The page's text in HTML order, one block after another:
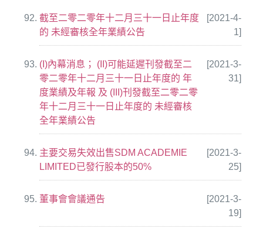
截至二零二零年十二月三十一日止年度
的 未經審核全年業績公告
[2021-4-
1]
(I)內幕消息； (II)可能延遲刊發截至二
零二零年十二月三十一日止年度的 年
度業績及年報 及 (III)刊發截至二零二零
年十二月三十一日止年度的 未經審核
全年業績公告
[2021-3-
31]
主要交易失效出售SDM ACADEMIE
LIMITED已發行股本的50%
[2021-3-
25]
董事會會議通告
[2021-3-
19]